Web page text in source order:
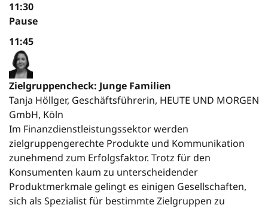
11:30
Pause
11:45
Zielgruppencheck: Junge Familien
Tanja Höllger, Geschäftsführerin, HEUTE UND MORGEN
GmbH, Köln
Im Finanzdienstleistungssektor werden
zielgruppengerechte Produkte und Kommunikation
zunehmend zum Erfolgsfaktor. Trotz für den
Konsumenten kaum zu unterscheidender
Produktmerkmale gelingt es einigen Gesellschaften,
sich als Spezialist für bestimmte Zielgruppen zu